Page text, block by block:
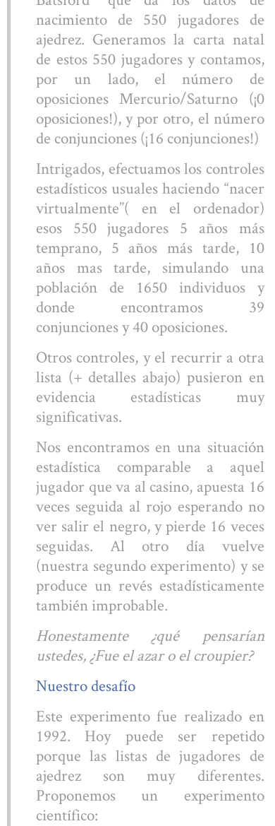
nacimiento de 550 jugadores de
ajedrez. Generamos la carta natal
de estos 550 jugadores y contamos,
por un lado, el número de
oposiciones Mercurio/Saturno (¡0
oposiciones!), y por otro, el número
de conjunciones (¡16 conjunciones!)
Intrigados, efectuamos los controles
estadísticos usuales haciendo “nacer
virtualmente”( en el ordenador)
esos 550 jugadores 5 años más
temprano, 5 años más tarde, 10
años mas tarde, simulando una
población de 1650 individuos y
donde encontramos 39
conjunciones y 40 oposiciones.
Otros controles, y el recurrir a otra
lista (+ detalles abajo) pusieron en
evidencia estadísticas muy
significativas.
Nos encontramos en una situación
estadística comparable a aquel
jugador que va al casino, apuesta 16
veces seguida al rojo esperando no
ver salir el negro, y pierde 16 veces
seguidas. Al otro día vuelve
(nuestra segundo experimento) y se
produce un revés estadísticamente
también improbable.
Honestamente ¿qué pensarían
ustedes, ¿Fue el azar o el croupier?
Nuestro desafío
Este experimento fue realizado en
1992. Hoy puede ser repetido
porque las listas de jugadores de
ajedrez son muy diferentes.
Proponemos un experimento
científico: